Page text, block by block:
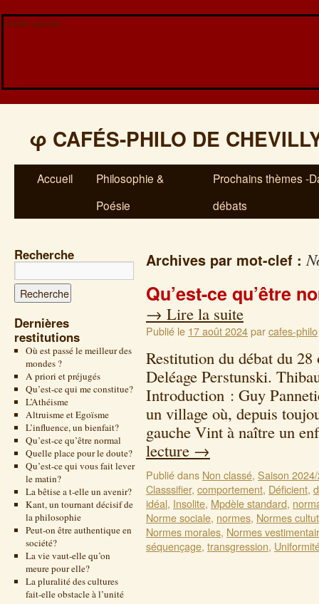
Veuillez patienter...
φ CAFÉS-PHILO DE
Accueil
Philosophie &
Poésie
Prochains thèmes -
débats
Recherche
Dernières
restitutions
Où est passé le meilleur des
mondes ?
A priori et préjugés
Qu’est-ce qui me constitue?
L’Athéisme
Altruisme et Egoïsme
L’influence, un bienfait?
Qu’est-ce qu’être normal
Quelle place pour le doute?
Qu’est-ce qui vous fait lever
le matin?
La bêtise a t-elle un avenir?
Kant, un tournant décisif de
la philosophie
Peut-on être authentique en
société?
La vie vaut-elle qu’on
meure pour elle?
La pluralité des cultures
fait-elle obstacle à l’unité
Archives par mot-clef :
Qu’est-ce qu’être
→ Lire la suite
Publié le 17 août 2024parcafes-philo
Restitution du débat du
Deléage Perstunski.
Introduction : Guy
un village où, depuis
gauche Vint à naître un
lecture →
Publié dans Non classé, Saison
Classsifier, comportement, Déficient,
idéal, Insolite, Mpdèle standard,
Norme sociale, normes, Normes
Normes morales, Normes
séquençage, transgression,